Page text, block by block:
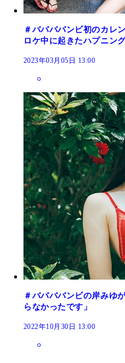
＃ババババンビ初のカレ
ロケ中に起きたハプニン
2023年03月05日 13:00
＃ババババンビの岸みゆ
らなかったです」
2022年10月30日 13:00